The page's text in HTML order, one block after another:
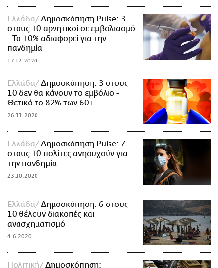
Ελλάδα
Δημοσκόπηση Pulse: 3
στους 10 αρνητικοί σε εμβολιασμό
- Το 10% αδιαφορεί για την
πανδημία
17.12.2020
Ελλάδα
Δημοσκόπηση: 3 στους
10 δεν θα κάνουν το εμβόλιο -
Θετικό το 82% των 60+
26.11.2020
Ελλάδα
Δημοσκόπηση Pulse: 7
στους 10 πολίτες ανησυχούν για
την πανδημία
23.10.2020
Ελλάδα
Δημοσκόπηση: 6 στους
10 θέλουν διακοπές και
ανασχηματισμό
4.6.2020
Πολιτική Δημοσκόπηση: